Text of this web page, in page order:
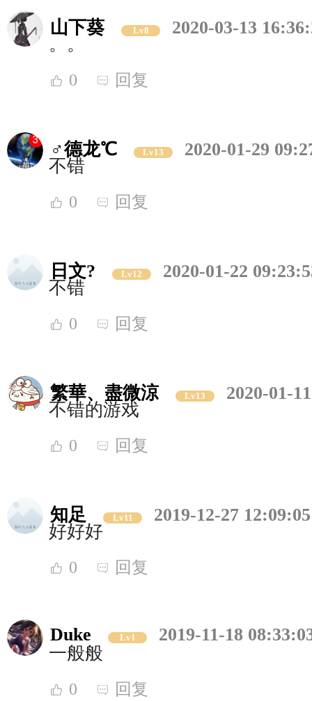
山下葵 Lv8
2020-03-13
。。
0 回复
♂德龙℃ Lv13
2020-01-29
不错
0 回复
日文? Lv12
2020-01-22
不错
0 回复
繁華、盡微涼 Lv13
2020-01-
不错的游戏
0 回复
知足 Lv11
2019-12-27 12:09:05
好好好
0 回复
Duke Lv1
2019-11-18
一般般
0 回复